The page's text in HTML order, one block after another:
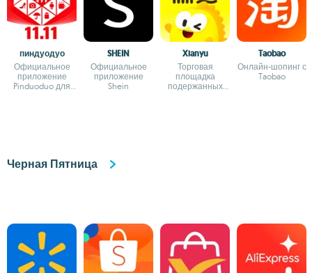
пиндуодуо
Официальное
приложение
Pinduoduo для
SHEIN
Официальное
приложение
Shein
Xianyu
Торговая
площадка
подержанных
Taobao
Онлайн-шопинг с
Taobao
Черная Пятница